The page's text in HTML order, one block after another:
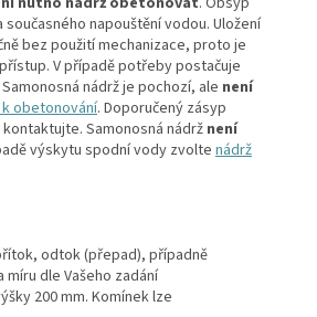
napouštění vodou. Uložení
bez použití mechanizace, proto je
V případě potřeby postačuje
nádrž je pochozí, ale není
obetonování. Doporučený zásyp
Samonosná nádrž není
výskytu spodní vody zvoltenádrž
odtok (přepad), případně
dle Vašeho zadání
200 mm. Komínek lze